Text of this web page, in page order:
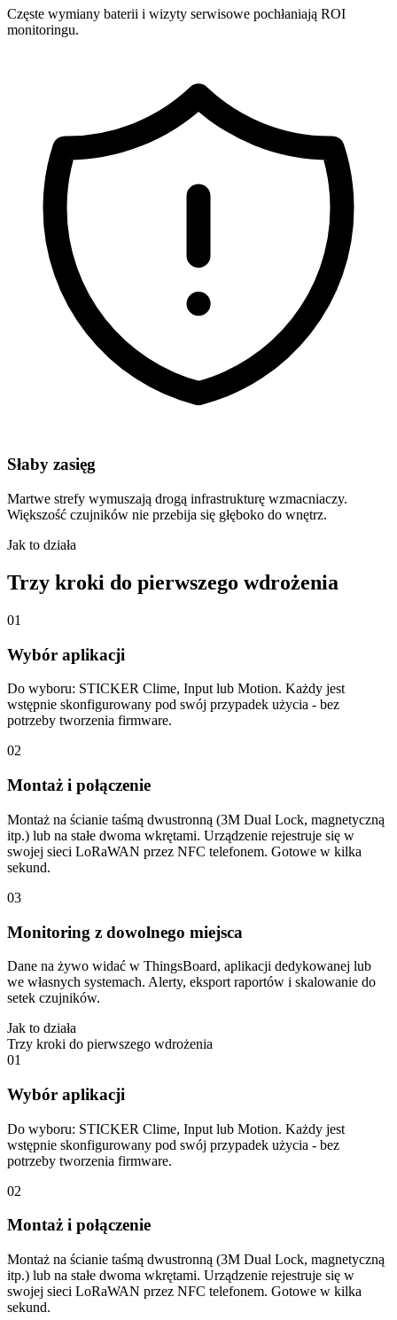
Częste wymiany baterii i wizyty serwisowe pochłaniają ROI
monitoringu.
Słaby zasięg
Martwe strefy wymuszają drogą infrastrukturę wzmacniaczy.
Większość czujników nie przebija się głęboko do wnętrz.
Jak to działa
Trzy kroki do pierwszego wdrożenia
01
Wybór aplikacji
Do wyboru: STICKER Clime, Input lub Motion. Każdy jest
wstępnie skonfigurowany pod swój przypadek użycia - bez
potrzeby tworzenia firmware.
02
Montaż i połączenie
Montaż na ścianie taśmą dwustronną (3M Dual Lock, magnetyczną
itp.) lub na stałe dwoma wkrętami. Urządzenie rejestruje się w
swojej sieci LoRaWAN przez NFC telefonem. Gotowe w kilka
sekund.
03
Monitoring z dowolnego miejsca
Dane na żywo widać w ThingsBoard, aplikacji dedykowanej lub
we własnych systemach. Alerty, eksport raportów i skalowanie do
setek czujników.
Jak to działa
Trzy kroki do pierwszego wdrożenia
01
Wybór aplikacji
Do wyboru: STICKER Clime, Input lub Motion. Każdy jest
wstępnie skonfigurowany pod swój przypadek użycia - bez
potrzeby tworzenia firmware.
02
Montaż i połączenie
Montaż na ścianie taśmą dwustronną (3M Dual Lock, magnetyczną
itp.) lub na stałe dwoma wkrętami. Urządzenie rejestruje się w
swojej sieci LoRaWAN przez NFC telefonem. Gotowe w kilka
sekund.